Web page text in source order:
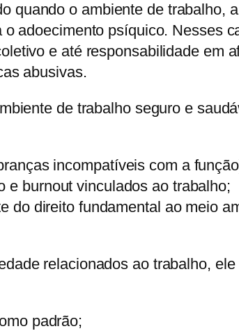
quando o ambiente de trabalho,
adoecimento psíquico. Nesses
e até responsabilidade em
abusivas.
de trabalho seguro e
incompatíveis com a
e burnout vinculados ao trabalho;
do direito fundamental ao meio
relacionados ao trabalho,
padrão;